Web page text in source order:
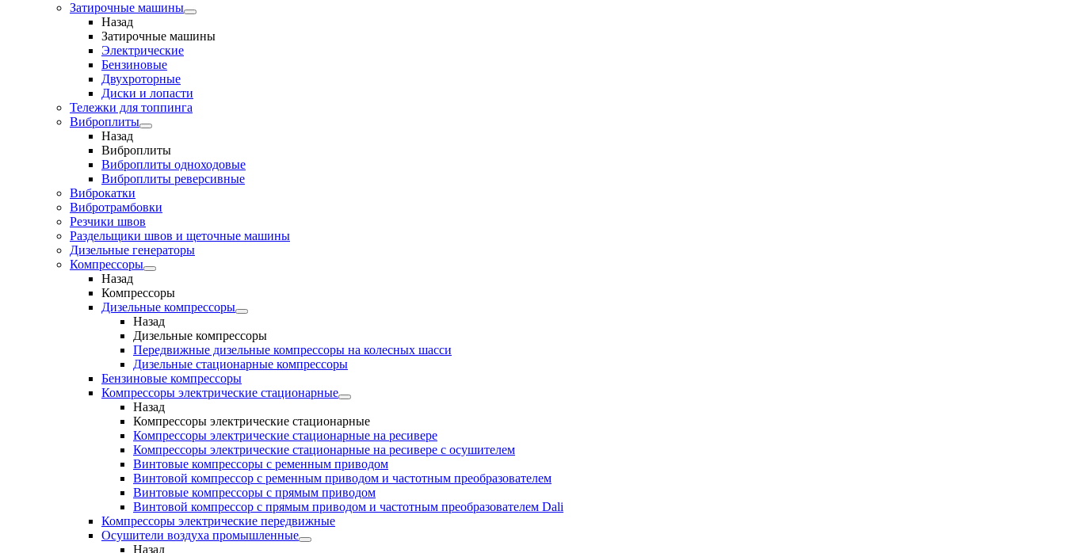
Затирочные машины
Назад
Затирочные машины
Электрические
Бензиновые
Двухроторные
Диски и лопасти
Тележки для топпинга
Виброплиты
Назад
Виброплиты
Виброплиты одноходовые
Виброплиты реверсивные
Виброкатки
Вибротрамбовки
Резчики швов
Раздельщики швов и щеточные машины
Дизельные генераторы
Компрессоры
Назад
Компрессоры
Дизельные компрессоры
Назад
Дизельные компрессоры
Передвижные дизельные компрессоры на колесных шасси
Дизельные стационарные компрессоры
Бензиновые компрессоры
Компрессоры электрические стационарные
Назад
Компрессоры электрические стационарные
Компрессоры электрические стационарные на ресивере
Компрессоры электрические стационарные на ресивере с осушителем
Винтовые компрессоры с ременным приводом
Винтовой компрессор с ременным приводом и частотным преобразователем
Винтовые компрессоры с прямым приводом
Винтовой компрессор с прямым приводом и частотным преобразователем Dali
Компрессоры электрические передвижные
Осушители воздуха промышленные
Назад